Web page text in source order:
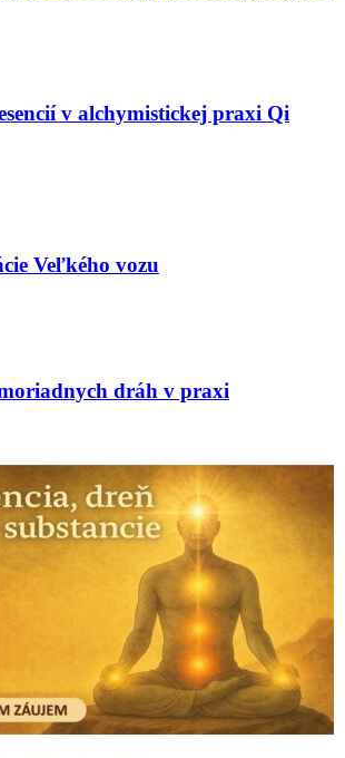
v alchymistickej praxi Qi
Veľkého vozu
dráh v praxi